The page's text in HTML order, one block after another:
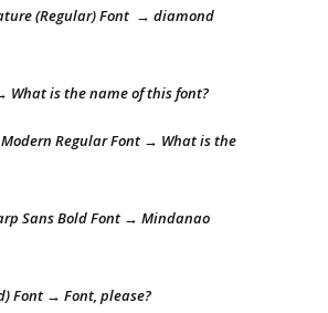
(Regular) Font → diamond
What is the name of this font?
Regular Font → What is the
Sans Bold Font → Mindanao
Font → Font, please?